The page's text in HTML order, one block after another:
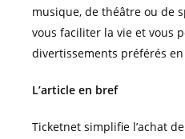
musique, de théâtre ou de
vous faciliter la vie et vous
divertissements préférés
L’article en bref
Ticketnet simplifie l’achat